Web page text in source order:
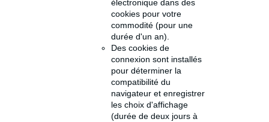
électronique dans des
cookies pour votre
commodité (pour une
durée d'un an).
Des cookies de
connexion sont installés
pour déterminer la
compatibilité du
navigateur et enregistrer
les choix d'affichage
(durée de deux jours à